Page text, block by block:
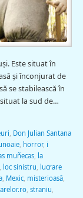
Este situat în
şi înconjurat de
se stabilească în
la sud de…
Don Julian Santana
, horror, i
muñecas, la
loc sinistru
lucrare
, Mexic, misterioasă,
, straniu